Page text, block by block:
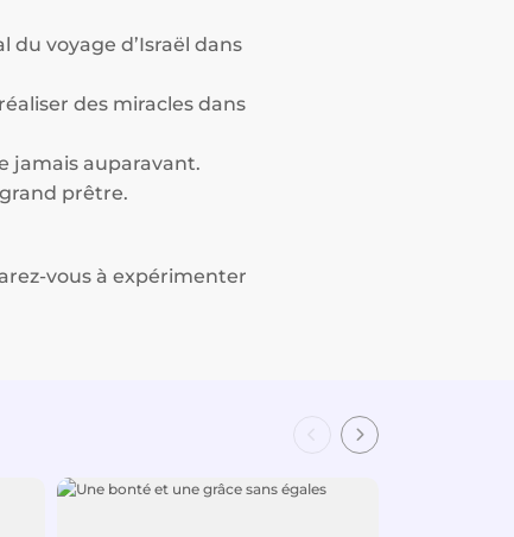
voyage d’Israël dans
des miracles dans
jamais auparavant.
prêtre.
vous à expérimenter